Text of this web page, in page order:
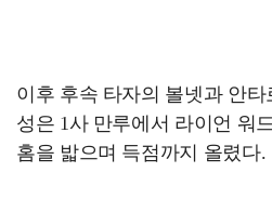
이후 후속 타자의 볼넷과 안타
성은 1사 만루에서 라이언 워
홈을 밟으며 득점까지 올렸다.